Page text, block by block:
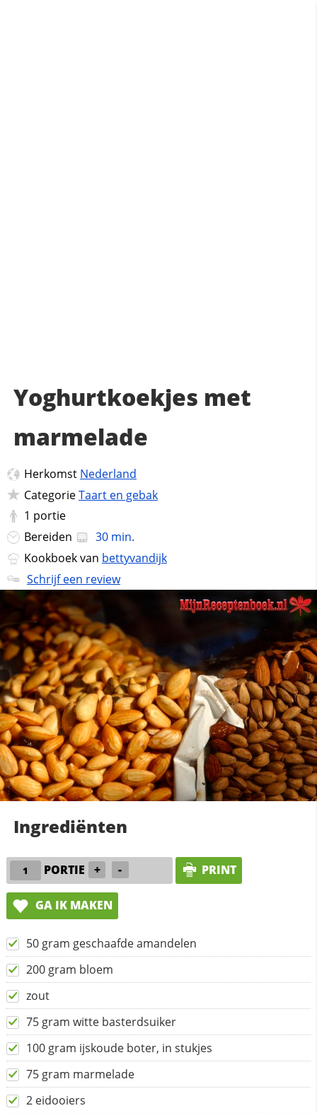
Yoghurtkoekjes met
marmelade
Herkomst Nederland
CategorieTaart en gebak
1 portie
Bereiden
30 min.
Kookboek van bettyvandijk
Schrijf een review
Ingrediënten
PORTIE + - PRINT
GA IK MAKEN
50 gram geschaafde amandelen
200 gram bloem
zout
75 gram witte basterdsuiker
100 gram ijskoude boter, in stukjes
75 gram marmelade
2 eidooiers